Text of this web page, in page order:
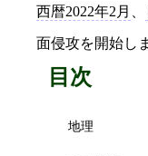
西暦2022年2月
面侵攻を開始し
目次
地理